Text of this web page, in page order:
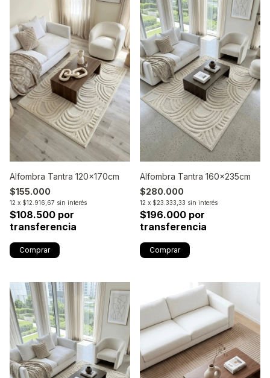
Alfombra Tantra 120x170cm
$155.000
12 x $12.916,67 sin interés
$108.500 por
transferencia
Alfombra Tantra 160x235cm
$280.000
12 x $23.333,33 sin interés
$196.000 por
transferencia